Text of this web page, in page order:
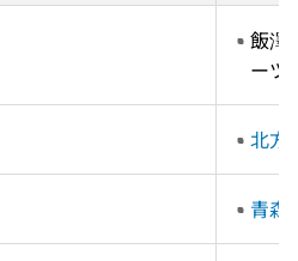
飯澤
ーツ
北方
青森